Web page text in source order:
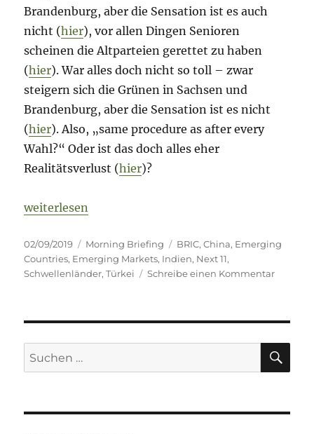
Brandenburg, aber die Sensation ist es auch
nicht (hier), vor allen Dingen Senioren
scheinen die Altparteien gerettet zu haben
(hier). War alles doch nicht so toll – zwar
steigern sich die Grünen in Sachsen und
Brandenburg, aber die Sensation ist es nicht
(hier). Also, „same procedure as after every
Wahl?“ Oder ist das doch alles eher
Realitätsverlust (hier)?
„Morning Briefing – 2. September 2019 –
weiterlesen
Veröffentlicht
am
02/09/2019 Kategorien
Morning Briefing Schlagwörter
BRIC,China, Emerging
Countries, Emerging Markets, Indien, Next 11,
Schwellenländer,Türkei Schreibe einen Kommentarzu
2019
–
Suche
nach: